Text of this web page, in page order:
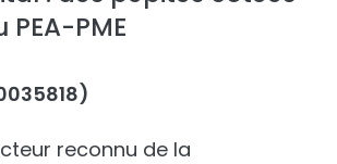
PME
reconnu de la